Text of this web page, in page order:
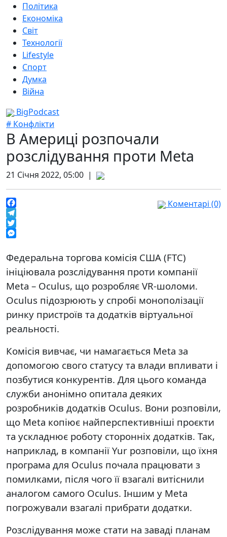
Політика
Економіка
Світ
Технології
Lifestyle
Спорт
Думка
Війна
BigPodcast
# Конфлікти
В Америці розпочали
розслідування проти Meta
21 Січня 2022, 05:00 |
Facebook
Telegram
Twitter
Коментарі (0)
Федеральна торгова комісія США (FTC)
ініціювала розслідування проти компанії
Meta – Oculus, що розробляє VR-шоломи.
Oculus підозрюють у спробі монополізації
ринку пристроїв та додатків віртуальної
реальності.
Комісія вивчає, чи намагається Meta за
допомогою свого статусу та влади впливати і
позбутися конкурентів. Для цього команда
служби анонімно опитала деяких
розробників додатків Oculus. Вони розповіли,
що Meta копіює найперспективніші проєкти
та ускладнює роботу сторонніх додатків. Так,
наприклад, в компанії Yur розповіли, що їхня
програма для Oculus почала працювати з
помилками, після чого її взагалі витіснили
аналогом самого Oculus. Іншим у Meta
погрожували взагалі прибрати додатки.
Розслідування може стати на заваді планам